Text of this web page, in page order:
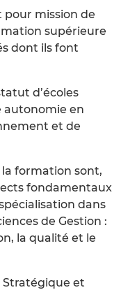
pour mission de
supérieure
dont ils font
d’écoles
autonomie en
et de
formation sont,
fondamentaux
dans
de Gestion :
la qualité et le
et